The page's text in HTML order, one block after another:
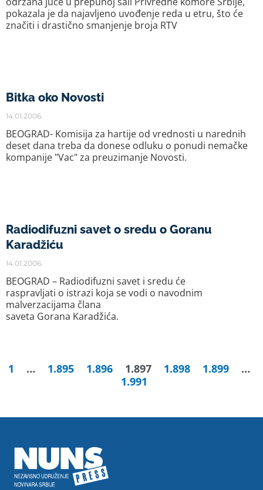
pokazala je da najavljeno uvođenje reda u etru, što će
značiti i drastično smanjenje broja RTV
Bitka oko Novosti
14.01.2006.
BEOGRAD- Komisija za hartije od vrednosti u narednih
deset dana treba da donese odluku o ponudi nemačke
kompanije "Vac" za preuzimanje Novosti.
Radiodifuzni savet o sredu o Goranu
Karadžiću
14.01.2006.
BEOGRAD – Radiodifuzni savet i sredu će
raspravljati o istrazi koja se vodi o navodnim
malverzacijama člana
saveta Gorana Karadžića.
1 … 1.895 1.896 1.897 1.898 1.899
…
1.991